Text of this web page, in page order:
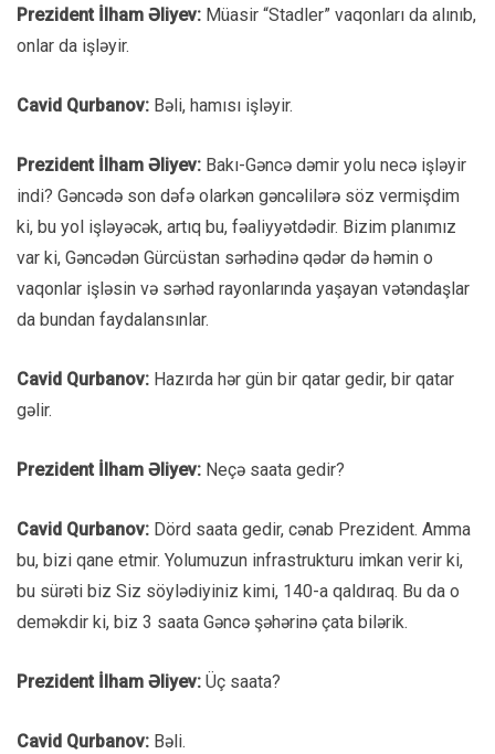
Prezident İlham Əliyev: Müasir “Stadler” vaqonları da alınıb,
onlar da işləyir.
Cavid Qurbanov: Bəli, hamısı işləyir.
Prezident İlham Əliyev: Bakı-Gəncə dəmir yolu necə işləyir
indi? Gəncədə son dəfə olarkən gəncəlilərə söz vermişdim
ki, bu yol işləyəcək, artıq bu, fəaliyyətdədir. Bizim planımız
var ki, Gəncədən Gürcüstan sərhədinə qədər də həmin o
vaqonlar işləsin və sərhəd rayonlarında yaşayan vətəndaşlar
da bundan faydalansınlar.
Cavid Qurbanov: Hazırda hər gün bir qatar gedir, bir qatar
gəlir.
Prezident İlham Əliyev: Neçə saata gedir?
Cavid Qurbanov: Dörd saata gedir, cənab Prezident. Amma
bu, bizi qane etmir. Yolumuzun infrastrukturu imkan verir ki,
bu sürəti biz Siz söylədiyiniz kimi, 140-a qaldıraq. Bu da o
deməkdir ki, biz 3 saata Gəncə şəhərinə çata bilərik.
Prezident İlham Əliyev: Üç saata?
Cavid Qurbanov: Bəli.